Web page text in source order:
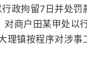
政拘留7日并处
商户田某甲处以
理镇按程序对涉